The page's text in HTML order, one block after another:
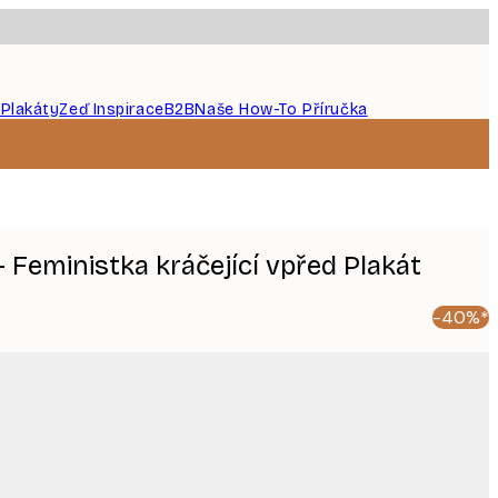
Zeď InspiraceB2BNaše How-To Příručka
Feministka kráčející vpřed Plakát
-40%*